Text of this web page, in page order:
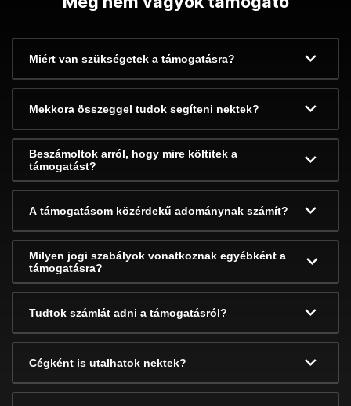
Miért van szükségetek a támogatásra?
Mekkora összeggel tudok segíteni nektek?
Beszámoltok arról, hogy mire költitek a
támogatást?
A támogatásom közérdekű adománynak számít?
Milyen jogi szabályok vonatkoznak egyébként a
támogatásra?
Tudtok számlát adni a támogatásról?
Cégként is utalhatok nektek?